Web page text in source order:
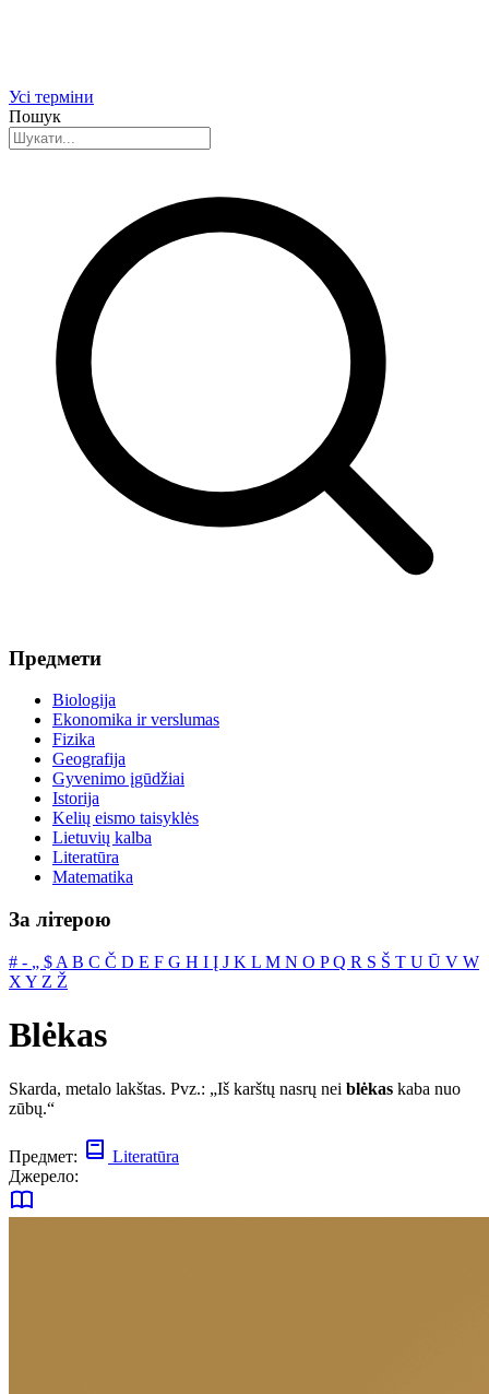
Усі терміни
Пошук
Предмети
Biologija
Ekonomika ir verslumas
Fizika
Geografija
Gyvenimo įgūdžiai
Istorija
Kelių eismo taisyklės
Lietuvių kalba
Literatūra
Matematika
За літерою
# ‐ „ $ A B C Č D E F G H I Į J K L M N O PQ R S Š T U Ū V W
X Y Z Ž
Blėkas
Skarda, metalo lakštas. Pvz.: „Iš karštų nasrų nei blėkas kaba nuo
zūbų.“
Предмет:
Literatūra
Джерело: